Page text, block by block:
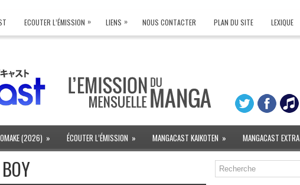
ECOUTER L’ÉMISSION » LIENS » NOUS CONTACTER PLAN DU SITE LEXIQUE
(2026) » ÉCOUTER L’ÉMISSION » MANGACAST KAIKOTEN » MANGACAST EXTRA